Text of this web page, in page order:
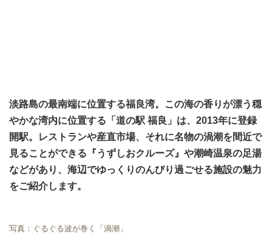
淡路島の最南端に位置する福良湾。この海の香りが漂う穏
やかな湾内に位置する「道の駅 福良」は、2013年に登録
開駅。レストランや産直市場、それに名物の渦潮を間近で
見ることができる『うずしおクルーズ』や潮崎温泉の足湯
などがあり、海辺でゆっくりのんびり過ごせる施設の魅力
をご紹介します。
写真：ぐるぐる波が巻く「渦潮」